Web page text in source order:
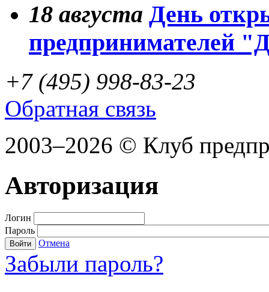
18 августа День
предпринимателей
+7 (495) 998-83-23
Обратная связь
2003–2026 © Клуб
Авторизация
Логин
Пароль
Войти Отмена
Забыли пароль?